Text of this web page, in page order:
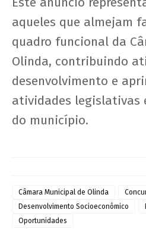
aqueles que almejam
quadro funcional da
Olinda, contribuindo
desenvolvimento e
atividades legislativas
do município.
Câmara Municipal de Olinda
Desenvolvimento Socioeconômico
Oportunidades